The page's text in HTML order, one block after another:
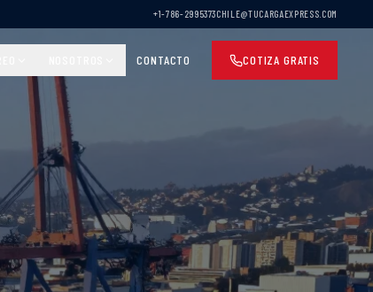
+1-786-2995373CHILE@TUCARGAEXPRESS.COM
CONTACTO COTIZA GRATIS